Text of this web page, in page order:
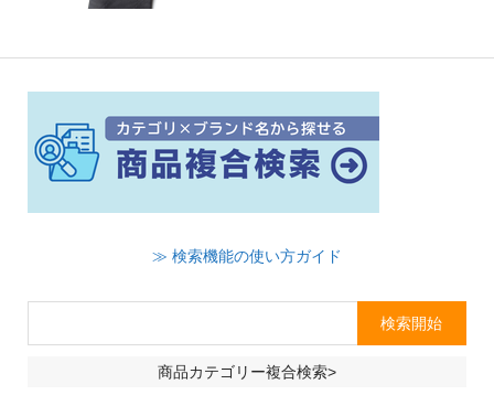
≫ 検索機能の使い方ガイド
商品カテゴリー複合検索>